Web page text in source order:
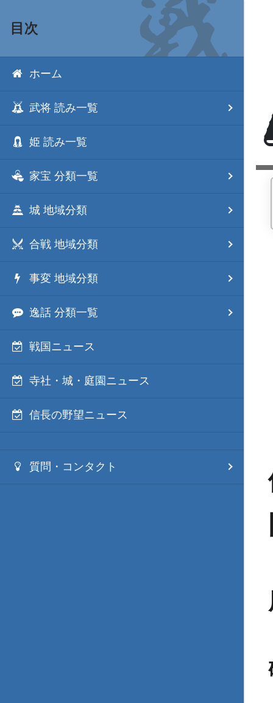
目次
ホーム
武将 読み一覧
姫 読み一覧
家宝 分類一覧
城 地域分類
合戦 地域分類
事変 地域分類
逸話 分類一覧
戦国ニュース
寺社・城・庭園ニュース
信長の野望ニュース
質問・コンタクト